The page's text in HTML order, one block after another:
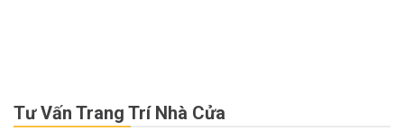
Tư Vấn Trang Trí Nhà Cửa